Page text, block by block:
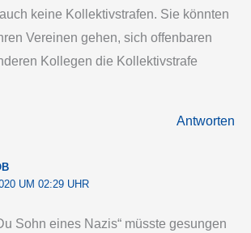
keine Kollektivstrafen. Sie könnten
Vereinen gehen, sich offenbaren
Kollegen die Kollektivstrafe
Antworten
UM 02:29 UHR
Sohn eines Nazis“ müsste gesungen